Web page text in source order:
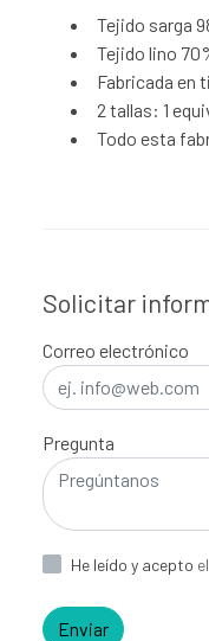
Tejido sarga
Tejido lino
Fabricada en
2 tallas: 1
Todo esta
Solicitar
Correo electrónico
Pregunta
He leído y acepto
Enviar